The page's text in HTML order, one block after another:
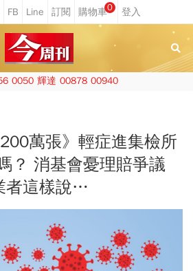
0
0050 輝達 00878 00940
萬張》輕症進集檢所
？ 消基會憂理賠爭議
者這樣說…